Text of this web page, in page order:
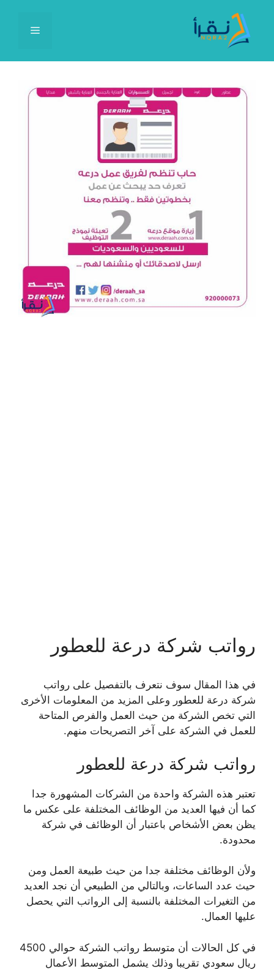
المحتوى
القائمة
رواتب شركة درعة للعطور
في هذا المقال سوف نتعرف بالتفصيل على رواتب
شركة درعة للعطور وعلى المزيد من المعلومات الأخرى
التي تخص الشركة من حيث العمل والفرص المتاحة
للعمل في الشركة على آخر التصريحات منهم.
رواتب شركة درعة للعطور
تعتبر هذه الشركة واحدة من الشركات المشهورة جدا
كما أن فيها العديد من الوظائف المختلفة على عكس ما
يظن بعض الأشخاص باعتبار أن الوظائف في شركة
محدودة.
ولأن الوظائف مختلفة جدا من حيث طبيعة العمل ومن
حيث عدد الساعات، وبالتالي من الطبيعي أن نجد العديد
من التغيرات المختلفة بالنسبة إلى الرواتب التي يحصل
عليها العمال.
في كل الحالات أن متوسط رواتب الشركة حوالي 4500
ريال سعودي تقريبا وذلك يشمل المتوسط الأعمال